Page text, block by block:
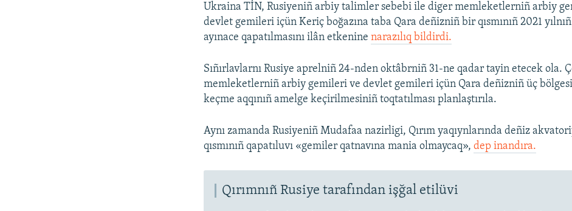
Ukraina TİN, Rusiyeniñ arbiy talimler sebebi ile diger memleketlerniñ arbiy
devlet gemileri içün Keriç boğazına taba Qara deñizniñ bir qısmınıñ 2021
ayınace qapatılmasını ilân etkeninenarazılıq bildirdi.
Sıñırlavlarnı Rusiye aprelniñ 24-nden oktâbrniñ 31-ne qadar tayin etecek ola.
memleketlerniñ arbiy gemileri ve devlet gemileri içün Qara deñizniñ üç
keçme aqqınıñ amelge keçirilmesiniñ toqtatılması planlaştırıla.
Aynı zamanda Rusiyeniñ Mudafaa nazirligi, Qırım yaqıynlarında deñiz
qısmınıñ qapatıluvı «gemiler qatnavına mania olmaycaq»,dep inandıra.
Qırımnıñ Rusiye tarafından işğal etilüvi